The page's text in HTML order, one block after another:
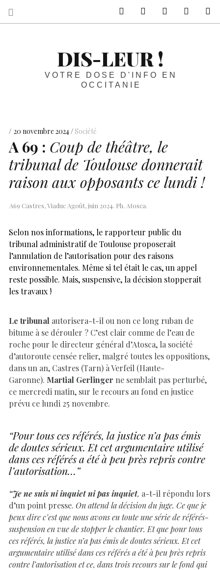
DIS-LEUR !
VOTRE DOSE D'INFO EN
OCCITANIE
20 novembre 2024 Société
A 69 : Coup de théâtre, le
tribunal de Toulouse donnerait
raison aux opposants ce lundi !
A69 Castres, Viaduc Agoût, juin 2024. Ph. Atosca.
Selon nos informations, le rapporteur public du
tribunal administratif de Toulouse proposerait
l’annulation de l’autorisation pour des raisons
environnementales. Même si tel était le cas, un appel
reste possible. Mais, suspensive, la décision stopperait
les travaux !
Le tribunal autorisera-t-il ou non ce long ruban de
bitume à se dérouler ? C’est clair comme de l’eau de
roche pour le directeur général d’Atosca, la société
d’autoroute censée relier, malgré toutes les oppositions,
dans un an, Castres (Tarn) à Verfeil (Haute-
Garonne). Martial Gerlinger ne semblait pas perturbé,
ce mercredi matin, sur le recours au fond en justice
prévu ce lundi 25 novembre.
“Pour tous ces référés, la justice n’a pas émis
de doutes sérieux. Et cet argumentaire utilisé
dans ces référés a été à peu près repris contre
l’autorisation…”
“Je ne suis ni inquiet ni pas inquiet, a-t-il répondu lors
d’un point presse. On attend la décision du juge. Ce que je
peux dire c’est que nous avons eu toute une série de référés-
suspension en vue de stopper le chantier. Et que pour tous
ces référés, la justice n’a pas émis de doutes sérieux. Et cet
argumentaire utilisé dans ces référés a été à peu près repris
contre l’autorisation et ce, dans trois recours sur le fond qui